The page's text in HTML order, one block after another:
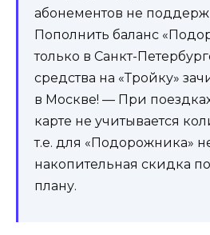
абонементов не
Пополнить баланс
только в Санкт-
средства на «Тройку»
в Москве! — При
карте не учитывается
т.е. для «Подорожника»
накопительная скидка
плану.